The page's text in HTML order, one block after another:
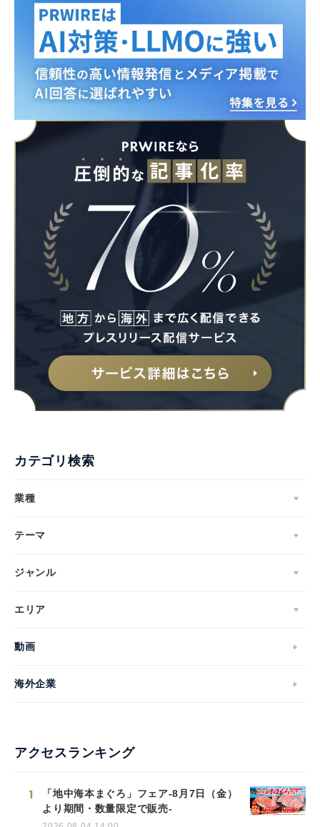
カテゴリ検索
業種
テーマ
ジャンル
エリア
動画
海外企業
アクセスランキング
1
「地中海本まぐろ」フェア-8月7日（金）
より期間・数量限定で販売-